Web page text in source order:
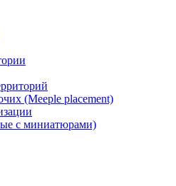
(Meeple placement)
с миниатюрами)